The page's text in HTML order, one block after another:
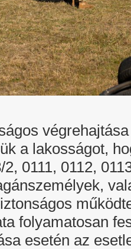
a lakosságot,
0111, 0112,
folyamatosan
esetén az